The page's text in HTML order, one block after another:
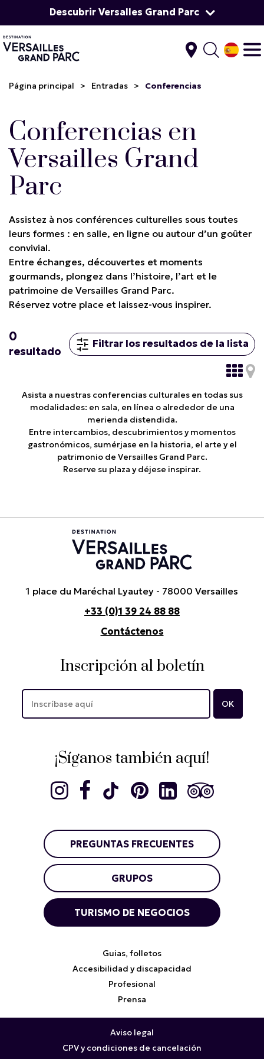
Descubrir Versalles Grand Parc
Página principal > Entradas > Conferencias
Conferencias en
Versailles Grand
Parc
Assistez à nos conférences culturelles sous toutes
leurs formes : en salle, en ligne ou autour d’un goûter
convivial.
Entre échanges, découvertes et moments
gourmands, plongez dans l’histoire, l’art et le
patrimoine de Versailles Grand Parc.
Réservez votre place et laissez-vous inspirer.
0
resultado
Filtrar los resultados de la lista
Asista a nuestras conferencias culturales en todas sus
modalidades: en sala, en línea o alrededor de una
merienda distendida.
Entre intercambios, descubrimientos y momentos
gastronómicos, sumérjase en la historia, el arte y el
patrimonio de Versailles Grand Parc.
Reserve su plaza y déjese inspirar.
1 place du Maréchal Lyautey - 78000 Versailles
+33 (0)1 39 24 88 88
Contáctenos
Inscripción al boletín
¡Síganos también aquí!
PREGUNTAS FRECUENTES
GRUPOS
TURISMO DE NEGOCIOS
Guias, folletos
Accesibilidad y discapacidad
Profesional
Prensa
Aviso legal
CPV y condiciones de cancelación